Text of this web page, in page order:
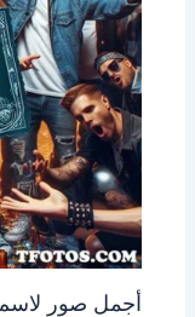
أجمل صور